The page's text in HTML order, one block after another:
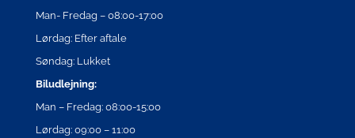
Man- Fredag – 08:00-17:00
Lørdag: Efter aftale
Søndag: Lukket
Biludlejning:
Man – Fredag: 08:00-15:00
Lørdag: 09:00 – 11:00